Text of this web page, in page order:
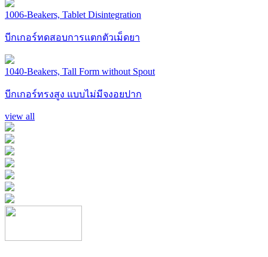
1006-Beakers, Tablet Disintegration
บีกเกอร์ทดสอบการแตกตัวเม็ดยา
1040-Beakers, Tall Form without Spout
บีกเกอร์ทรงสูง แบบไม่มีจงอยปาก
view all